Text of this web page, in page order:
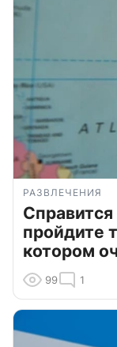
РАЗВЛЕЧЕНИЯ
пройдите
котором
99 1